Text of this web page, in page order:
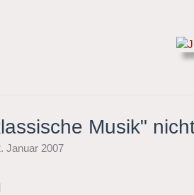
Musik"
Januar 2007